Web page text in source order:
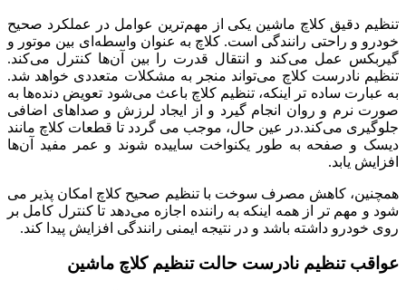
تنظیم دقیق کلاچ ماشین یکی از مهم‌ترین عوامل در عملکرد صحیح
خودرو و راحتی رانندگی است. کلاچ به عنوان واسطه‌ای بین موتور و
گیربکس عمل می‌کند و انتقال قدرت را بین آن‌ها کنترل می‌کند.
تنظیم نادرست کلاچ می‌تواند منجر به مشکلات متعددی خواهد شد.
به عبارت ساده تر اینکه، تنظیم کلاچ باعث می‌شود تعویض دنده‌ها به
صورت نرم و روان انجام گیرد و از ایجاد لرزش و صداهای اضافی
جلوگیری می‌کند.در عین حال، موجب می گردد تا قطعات کلاچ مانند
دیسک و صفحه به طور یکنواخت ساییده شوند و عمر مفید آن‌ها
افزایش یابد.
همچنین، کاهش مصرف سوخت با تنظیم صحیح کلاچ امکان پذیر می
شود و مهم تر از همه اینکه به راننده اجازه می‌دهد تا کنترل کامل بر
روی خودرو داشته باشد و در نتیجه ایمنی رانندگی افزایش پیدا کند.
عواقب تنظیم نادرست حالت تنظیم کلاچ ماشین